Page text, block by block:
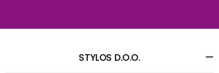
STYLOS D.O.O.